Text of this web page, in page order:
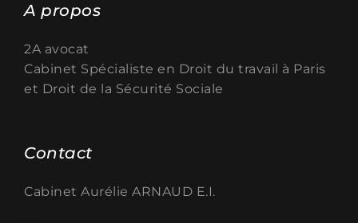
A propos
2A avocat
Cabinet Spécialiste en Droit du travail à Paris
et Droit de la Sécurité Sociale
Contact
Cabinet Aurélie ARNAUD E.I.